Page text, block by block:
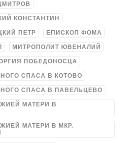
КОНСТАНТИН
ПЕТР ЕПИСКОП ФОМА
МИТРОПОЛИТ ЮВЕНАЛИЙ
ПОБЕДОНОСЦА
СПАСА В КОТОВО
СПАСА В ПАВЕЛЬЦЕВО
МАТЕРИ В
МАТЕРИ В МКР.